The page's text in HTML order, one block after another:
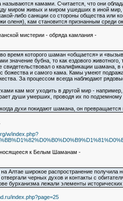
называются камами. Считается, что они
миром живых и миром ушедших в иной
либо санкции со стороны общества или
оленя), кам становится признанным среди
мистерии - обряда камлания -
время которого шаман «общается» и
значение бубна, то как ездового
о квалификации шамана, в
божества и самого кама. Камы умеют
За процессом всегда наблюдают
кам мог уходить в другой мир -
души умерших, проводя их по
духи покидают шамана, он
w/index.php?
к Белым Шаманам -
на Алтае широкое распространение
черных духов и контакты с
бурханизма лежали элементы
index.php?page=25